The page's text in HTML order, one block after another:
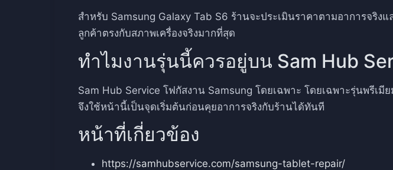
สำหรับ Samsung Galaxy Tab S6 ร้านจะประเมินราคาตามอาการจริง
ลูกค้าตรงกับสภาพเครื่องจริงมากที่สุด
ทำไมงานรุ่นนี้ควรอยู่บน Sam Hub
Sam Hub Service โฟกัสงาน Samsung โดยเฉพาะ โดยเฉพาะรุ่นพรีเ
จึงใช้หน้านี้เป็นจุดเริ่มต้นก่อนคุยอาการจริงกับร้านได้ทันที
หน้าที่เกี่ยวข้อง
https://samhubservice.com/samsung-tablet-repair/